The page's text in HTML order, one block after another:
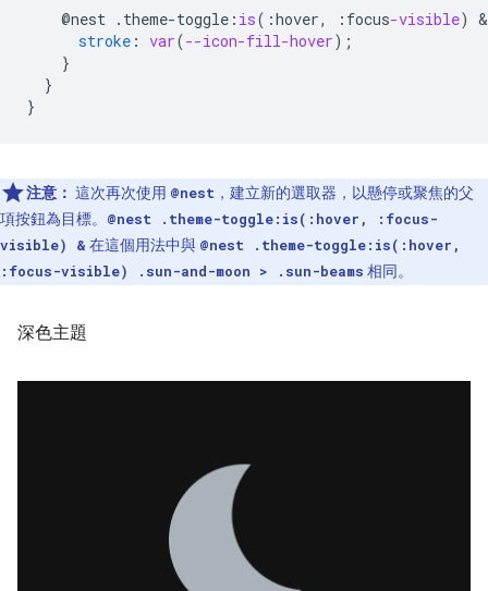
@nest . theme-toggle : is( :hover, : focus-visible)
stroke : var(--icon-fill-hover);
}
}
}
注意： 這次再次使用 @nest ，建立新的選取器，以懸停或聚焦的父
項按鈕為目標。
@nest .theme-toggle:is(:hover, :focus-
visible) & 在這個用法中與 @nest .theme-toggle:is(:hover,
:focus-visible) .sun-and-moon > .sun-beams 相同。
深色主題